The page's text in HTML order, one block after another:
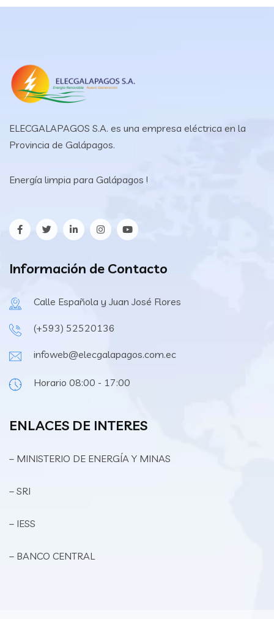
ELECGALAPAGOS S.A. es una empresa eléctrica en la
Provincia de Galápagos.
Energía limpia para Galápagos !
Información de Contacto
Calle Española y Juan José Flores
(+593) 52520136
infoweb@elecgalapagos.com.ec
Horario 08:00 - 17:00
ENLACES DE INTERES
– MINISTERIO DE ENERGÍA Y MINAS
– SRI
– IESS
– BANCO CENTRAL